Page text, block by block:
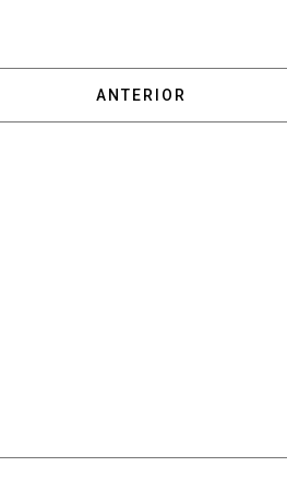
ARTÍCULO
ANTERIOR